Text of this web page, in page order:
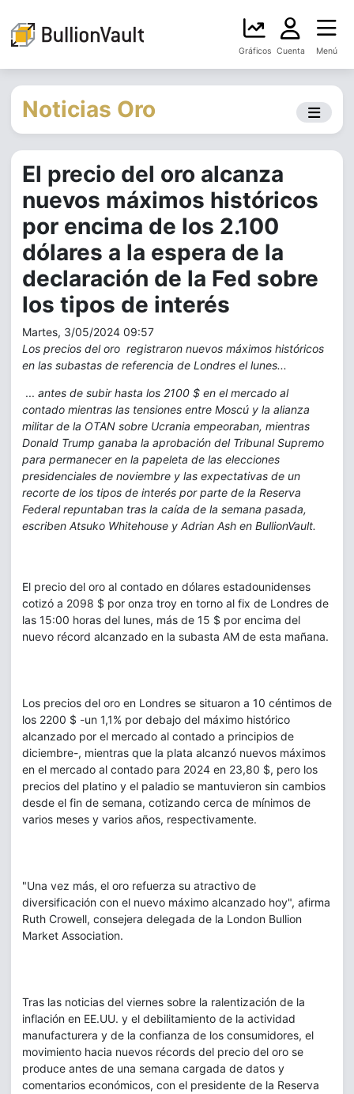
Gráficos Cuenta Menú
Noticias Oro
El precio del oro alcanza
nuevos máximos históricos
por encima de los 2.100
dólares a la espera de la
declaración de la Fed sobre
los tipos de interés
Martes, 3/05/2024 09:57
Los precios del oro registraron nuevos máximos históricos
en las subastas de referencia de Londres el lunes...
... antes de subir hasta los 2100 $ en el mercado al
contado mientras las tensiones entre Moscú y la alianza
militar de la OTAN sobre Ucrania empeoraban, mientras
Donald Trump ganaba la aprobación del Tribunal Supremo
para permanecer en la papeleta de las elecciones
presidenciales de noviembre y las expectativas de un
recorte de los tipos de interés por parte de la Reserva
Federal repuntaban tras la caída de la semana pasada,
escriben Atsuko Whitehouse y Adrian Ash en BullionVault.
El precio del oro al contado en dólares estadounidenses
cotizó a 2098 $ por onza troy en torno al fix de Londres de
las 15:00 horas del lunes, más de 15 $ por encima del
nuevo récord alcanzado en la subasta AM de esta mañana.
Los precios del oro en Londres se situaron a 10 céntimos de
los 2200 $ -un 1,1% por debajo del máximo histórico
alcanzado por el mercado al contado a principios de
diciembre-, mientras que la plata alcanzó nuevos máximos
en el mercado al contado para 2024 en 23,80 $, pero los
precios del platino y el paladio se mantuvieron sin cambios
desde el fin de semana, cotizando cerca de mínimos de
varios meses y varios años, respectivamente.
"Una vez más, el oro refuerza su atractivo de
diversificación con el nuevo máximo alcanzado hoy", afirma
Ruth Crowell, consejera delegada de la London Bullion
Market Association.
Tras las noticias del viernes sobre la ralentización de la
inflación en EE.UU. y el debilitamiento de la actividad
manufacturera y de la confianza de los consumidores, el
movimiento hacia nuevos récords del precio del oro se
produce antes de una semana cargada de datos y
comentarios económicos, con el presidente de la Reserva